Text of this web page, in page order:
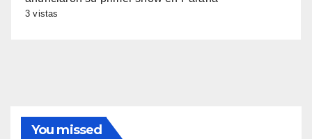
3 vistas
You missed